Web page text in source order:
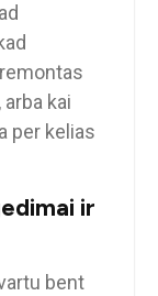
kai
per kelias
ir
bent